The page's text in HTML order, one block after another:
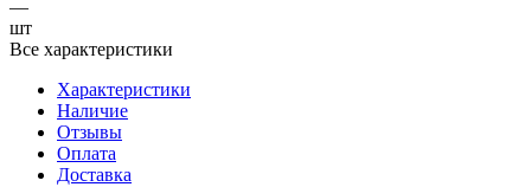
—
шт
Все характеристики
Характеристики
Наличие
Отзывы
Оплата
Доставка